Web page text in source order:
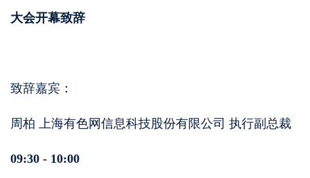
大会开幕致辞
致辞嘉宾：
周柏 上海有色网信息科技股份有限公司 执行副总裁
09:30 - 10:00